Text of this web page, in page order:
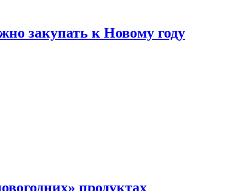
закупать к Новому году
продуктах